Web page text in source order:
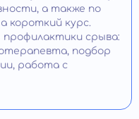
а также по
короткий курс.
срыва:
подбор
работа с